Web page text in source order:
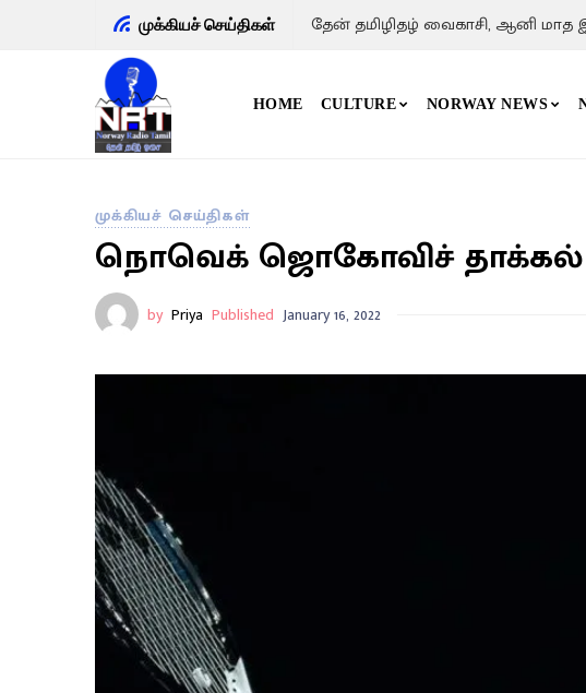
முக்கியச் செய்திகள் தேன் தமிழிதழ் வைகாசி, ஆனி மாத
HOME CULTURE NORWAY NEWS
முக்கியச் செய்திகள்
நொவெக் ஜொகோவிச் தாக்கல்
by Priya Published January 16, 2022